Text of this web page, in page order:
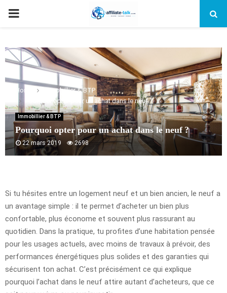
PRIMARY
Home
Immobillier & BTP
Pourquoi opter pour un achat dans le neuf ?
Immobillier & BTP
Pourquoi opter pour un achat dans le neuf ?
22 mars 2019 2698
Si tu hésites entre un logement neuf et un bien ancien, le neuf a
un avantage simple : il te permet d’acheter un bien plus
confortable, plus économe et souvent plus rassurant au
quotidien. Dans la pratique, tu profites d’une habitation pensée
pour les usages actuels, avec moins de travaux à prévoir, des
performances énergétiques plus solides et des garanties qui
sécurisent ton achat. C’est précisément ce qui explique
pourquoi l’achat dans le neuf attire autant d’acheteurs, que ce